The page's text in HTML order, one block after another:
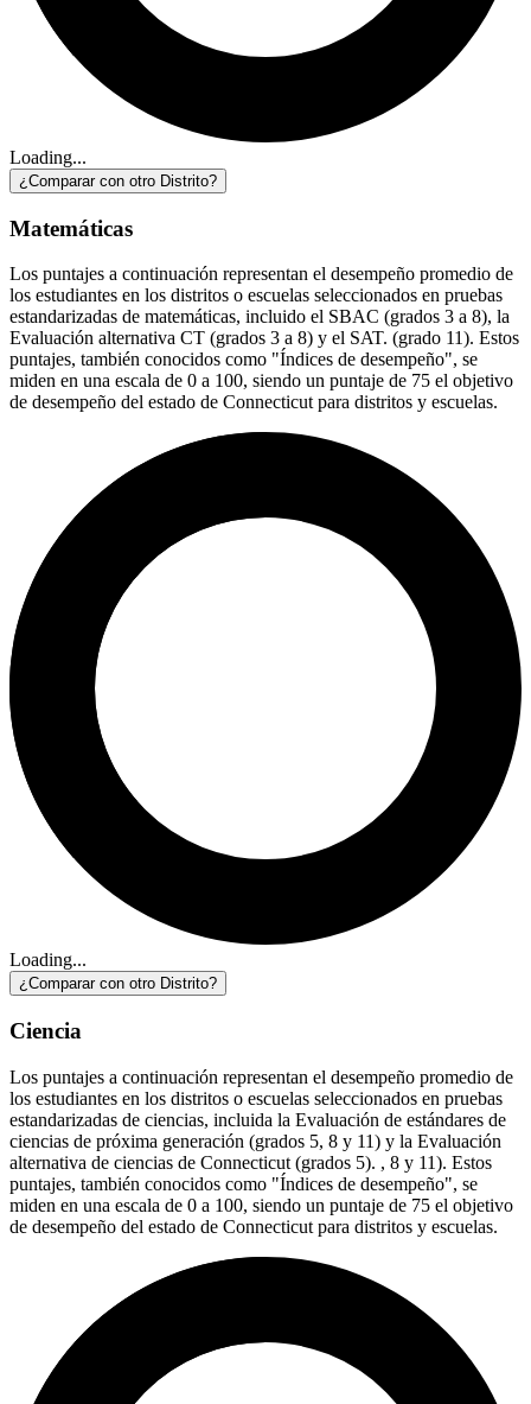
Loading...
¿Comparar con otro Distrito?
Matemáticas
Los puntajes a continuación representan el desempeño promedio de
los estudiantes en los distritos o escuelas seleccionados en pruebas
estandarizadas de matemáticas, incluido el SBAC (grados 3 a 8), la
Evaluación alternativa CT (grados 3 a 8) y el SAT. (grado 11). Estos
puntajes, también conocidos como "Índices de desempeño", se
miden en una escala de 0 a 100, siendo un puntaje de 75 el objetivo
de desempeño del estado de Connecticut para distritos y escuelas.
Loading...
¿Comparar con otro Distrito?
Ciencia
Los puntajes a continuación representan el desempeño promedio de
los estudiantes en los distritos o escuelas seleccionados en pruebas
estandarizadas de ciencias, incluida la Evaluación de estándares de
ciencias de próxima generación (grados 5, 8 y 11) y la Evaluación
alternativa de ciencias de Connecticut (grados 5). , 8 y 11). Estos
puntajes, también conocidos como "Índices de desempeño", se
miden en una escala de 0 a 100, siendo un puntaje de 75 el objetivo
de desempeño del estado de Connecticut para distritos y escuelas.